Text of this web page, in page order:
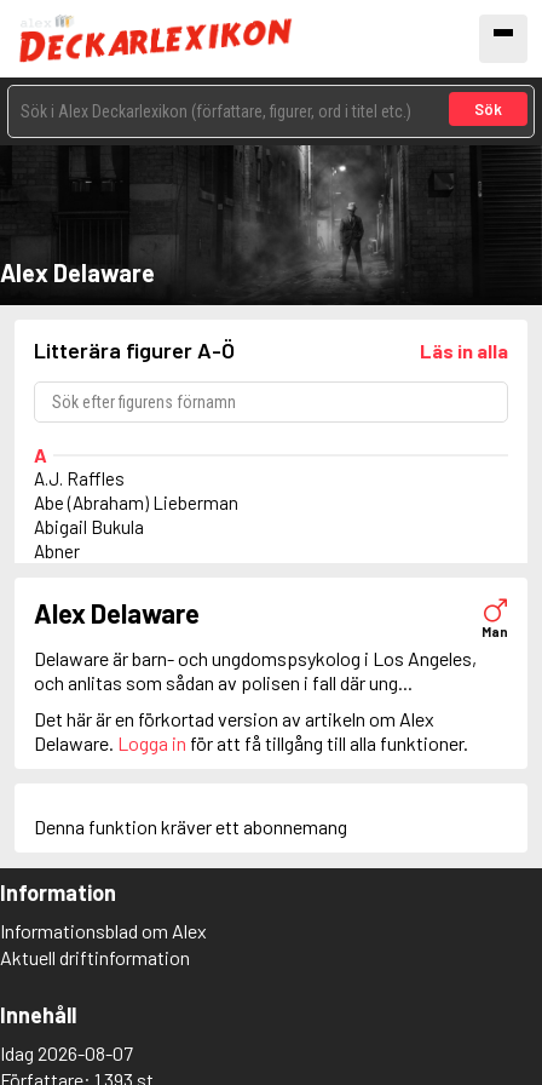
Sök
Alex Delaware
Litterära figurer A-Ö Läs in alla
A
A.J. Raffles
Abe (Abraham) Lieberman
Abigail Bukula
Abner
Adam Fawley
Adamsberg
Adelia Aguilar
Adrian Roca
Alan Banks
Alan Grant
Albert Campion
Alex Cross
Alex Delaware
Alex McKnight
Alex Morrow
Alex Recht
Alix London
Am Hunter
Amanda Pharrell
Alex Delaware
Man
Delaware är barn- och ungdomspsykolog i Los Angeles,
och anlitas som sådan av polisen i fall där ung...
Det här är en förkortad version av artikeln om Alex
Delaware. Logga in för att få tillgång till alla funktioner.
Denna funktion kräver ett abonnemang
Information
Informationsblad om Alex
Aktuell driftinformation
Innehåll
Idag 2026-08-07
Författare: 1 393 st